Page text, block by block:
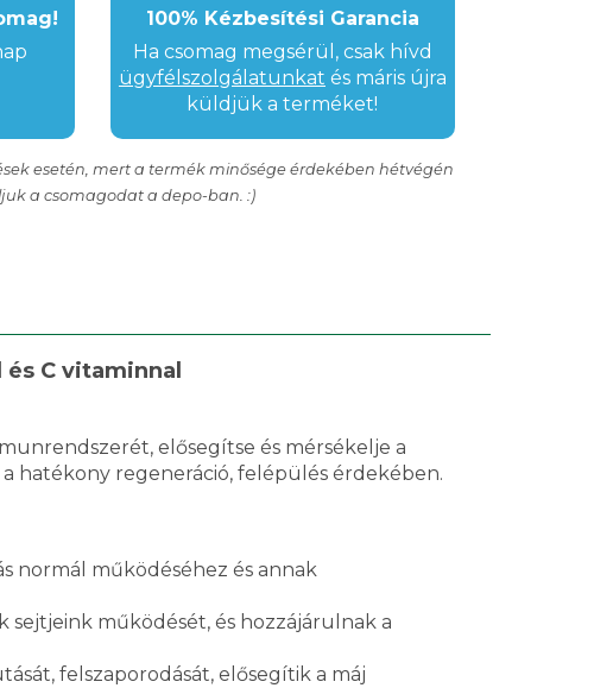
100% Kézbesítési Garancia
Ha csomag megsérül, csak hívd
ügyfélszolgálatunkat és máris újra
küldjük a terméket!
esetén, mert a termék minősége érdekében hétvégén
a csomagodat a depo-ban. :)
C vitaminnal
elősegítse és mérsékelje a
hatékony regeneráció, felépülés érdekében.
normál működéséhez és annak
sejtjeink működését, és hozzájárulnak a
felszaporodását, elősegítik a máj